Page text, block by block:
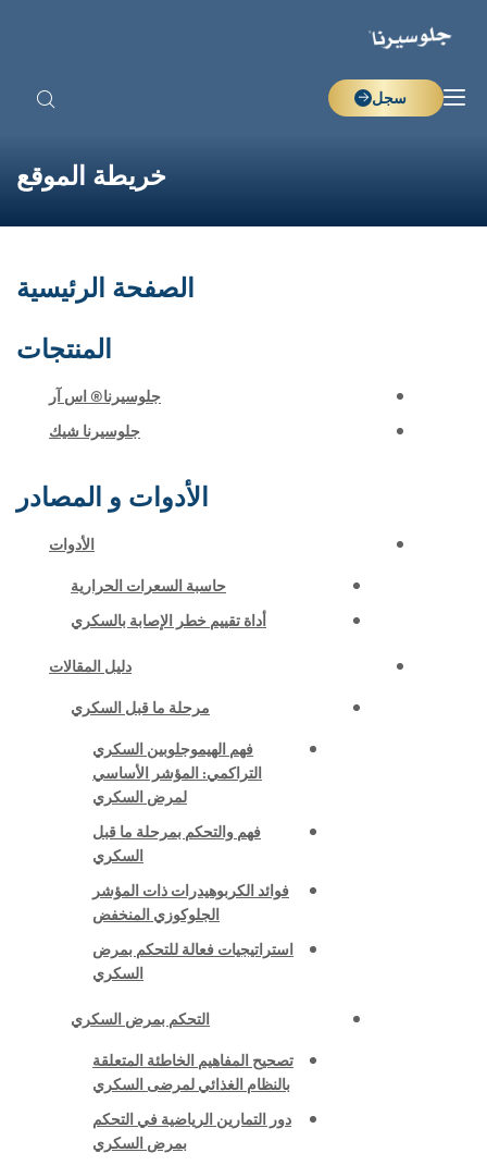
سجل
خريطة الموقع
الصفحة الرئيسية
المنتجات
جلوسيرنا® اس آر
جلوسيرنا شيك
الأدوات و المصادر
الأدوات
حاسبة السعرات الحرارية
أداة تقييم خطر الإصابة بالسكري
دليل المقالات
مرحلة ما قبل السكري
فهم الهيموجلوبين السكري
التراكمي: المؤشر الأساسي
لمرض السكري
فهم والتحكم بمرحلة ما قبل
السكري
فوائد الكربوهيدرات ذات المؤشر
الجلوكوزي المنخفض
استراتيجيات فعالة للتحكم بمرض
السكري
التحكم بمرض السكري
تصحيح المفاهيم الخاطئة المتعلقة
بالنظام الغذائي لمرضى السكري
دور التمارين الرياضية في التحكم
بمرض السكري